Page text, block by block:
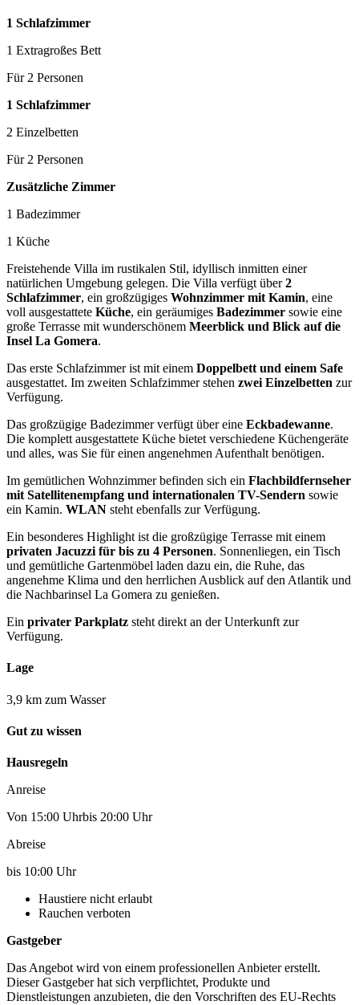
1 Schlafzimmer
1 Extragroßes Bett
Für 2 Personen
1 Schlafzimmer
2 Einzelbetten
Für 2 Personen
Zusätzliche Zimmer
1 Badezimmer
1 Küche
Freistehende Villa im rustikalen Stil, idyllisch inmitten einer
natürlichen Umgebung gelegen. Die Villa verfügt über2
Schlafzimmer, ein großzügiges Wohnzimmer mit Kamin, eine
voll ausgestattete Küche, ein geräumiges Badezimmer sowie eine
große Terrasse mit wunderschönem Meerblick und Blick auf die
Insel La Gomera.
Das erste Schlafzimmer ist mit einem Doppelbett und einem Safe
ausgestattet. Im zweiten Schlafzimmer stehen zwei Einzelbetten zur
Verfügung.
Das großzügige Badezimmer verfügt über eine Eckbadewanne.
Die komplett ausgestattete Küche bietet verschiedene Küchengeräte
und alles, was Sie für einen angenehmen Aufenthalt benötigen.
Im gemütlichen Wohnzimmer befinden sich ein Flachbildfernseher
mit Satellitenempfang und internationalen TV-Sendern sowie
ein Kamin. WLAN steht ebenfalls zur Verfügung.
Ein besonderes Highlight ist die großzügige Terrasse mit einem
privaten Jacuzzi für bis zu 4 Personen. Sonnenliegen, ein Tisch
und gemütliche Gartenmöbel laden dazu ein, die Ruhe, das
angenehme Klima und den herrlichen Ausblick auf den Atlantik und
die Nachbarinsel La Gomera zu genießen.
Ein privater Parkplatz steht direkt an der Unterkunft zur
Verfügung.
Lage
3,9 km zum Wasser
Gut zu wissen
Hausregeln
Anreise
Von 15:00 Uhrbis 20:00 Uhr
Abreise
bis 10:00 Uhr
Haustiere nicht erlaubt
Rauchen verboten
Gastgeber
Das Angebot wird von einem professionellen Anbieter erstellt.
Dieser Gastgeber hat sich verpflichtet, Produkte und
Dienstleistungen anzubieten, die den Vorschriften des EU-Rechts